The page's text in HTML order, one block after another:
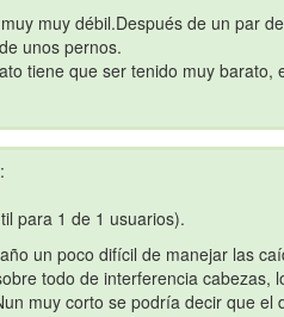
muy débil.Después de un par
unos pernos.
tiene que ser tenido muy barato,
para 1 de 1 usuarios).
un poco difícil de manejar las
todo de interferencia cabezas,
muy corto se podría decir que el